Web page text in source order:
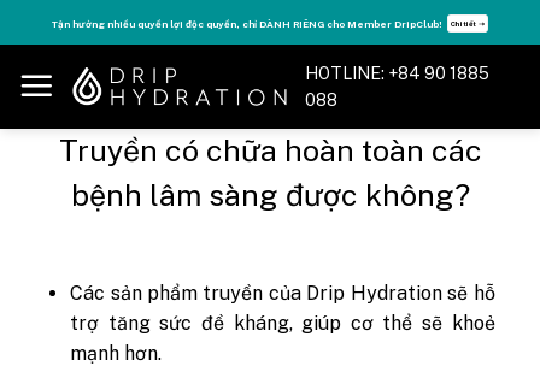
to
content
Tận hưởng nhiều quyền lợi độc quyền, chỉ DÀNH RIÊNG cho Member DripClub! Chi tiết ➝
HOTLINE: +84 90 1885
088
Truyền có chữa hoàn toàn các
bệnh lâm sàng được không?
Các sản phẩm truyền của Drip Hydration sẽ hỗ
trợ tăng sức đề kháng, giúp cơ thể sẽ khoẻ
mạnh hơn.